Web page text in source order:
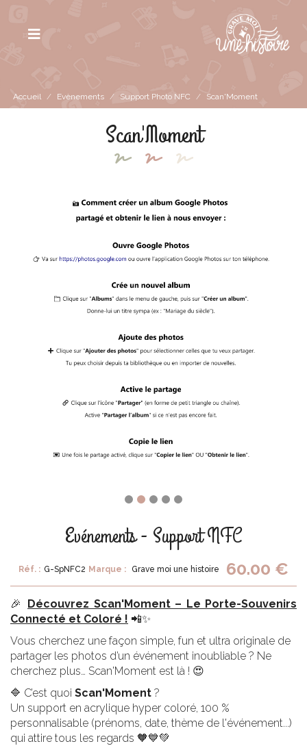
Accueil / Evènements / Support Photo NFC / Scan'Moment
Scan'Moment
Evénements - Support NFC
Réf. : G-SpNFC2 Marque : Grave moi une histoire 60.00 €
🎉 Découvrez Scan'Moment – Le Porte-Souvenirs
Connecté et Coloré ! 📲✨
Vous cherchez une façon simple, fun et ultra originale de
partager les photos d’un événement inoubliable ? Ne
cherchez plus… Scan'Moment est là ! 😍
🔷 C’est quoi Scan'Moment ?
Un support en acrylique hyper coloré, 100 %
personnalisable (prénoms, date, thème de l'événement...)
qui attire tous les regards 🧡💙💚